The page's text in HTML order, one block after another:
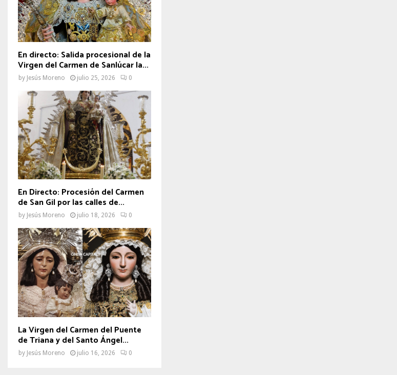
En directo: Salida procesional de la
Virgen del Carmen de Sanlúcar la...
by Jesús Moreno julio 25, 2026 0
En Directo: Procesión del Carmen
de San Gil por las calles de...
by Jesús Moreno julio 18, 2026 0
La Virgen del Carmen del Puente
de Triana y del Santo Ángel...
by Jesús Moreno julio 16, 2026 0